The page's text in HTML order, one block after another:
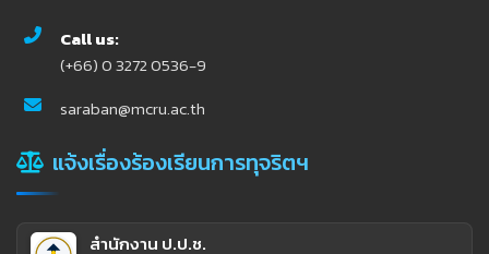
Call us:
(+66) 0 3272 0536-9
saraban@mcru.ac.th
แจ้งเรื่องร้องเรียนการทุจริตฯ
สำนักงาน ป.ป.ช.